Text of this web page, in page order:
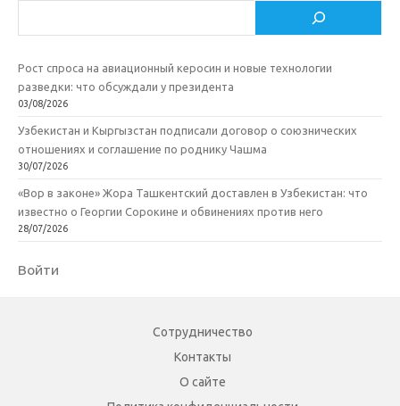
Рост спроса на авиационный керосин и новые технологии
разведки: что обсуждали у президента
03/08/2026
Узбекистан и Кыргызстан подписали договор о союзнических
отношениях и соглашение по роднику Чашма
30/07/2026
«Вор в законе» Жора Ташкентский доставлен в Узбекистан: что
известно о Георгии Сорокине и обвинениях против него
28/07/2026
Войти
Сотрудничество
Контакты
О сайте